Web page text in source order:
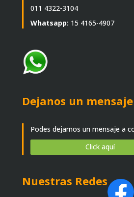
011 4322-3104
Whatsapp: 15 4165-4907
Dejanos un mensaje
Podes dejarnos un mensaje a
Click aquí
Nuestras Redes